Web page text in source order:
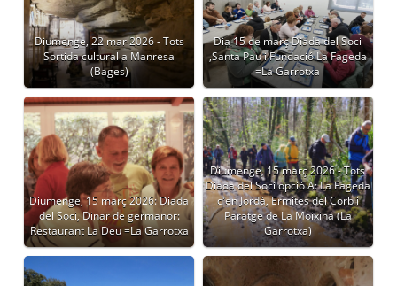
Diumenge, 22 mar 2026 - Tots
Sortida cultural a Manresa
(Bages)
Dia 15 de març Diada del Soci
,Santa Pau i Fundació La Fageda
=La Garrotxa
Diumenge, 15 març 2026: Diada
del Soci, Dinar de germanor:
Restaurant La Deu =La Garrotxa
Diumenge, 15 març 2026 - Tots
Diada del Soci opció A: La Fageda
d’en Jordà, Ermites del Corb i
Paratge de La Moixina (La
Garrotxa)